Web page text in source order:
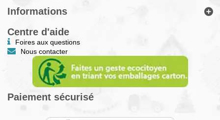
Informations
Centre d'aide
Foires aux questions
Nous contacter
Paiement sécurisé